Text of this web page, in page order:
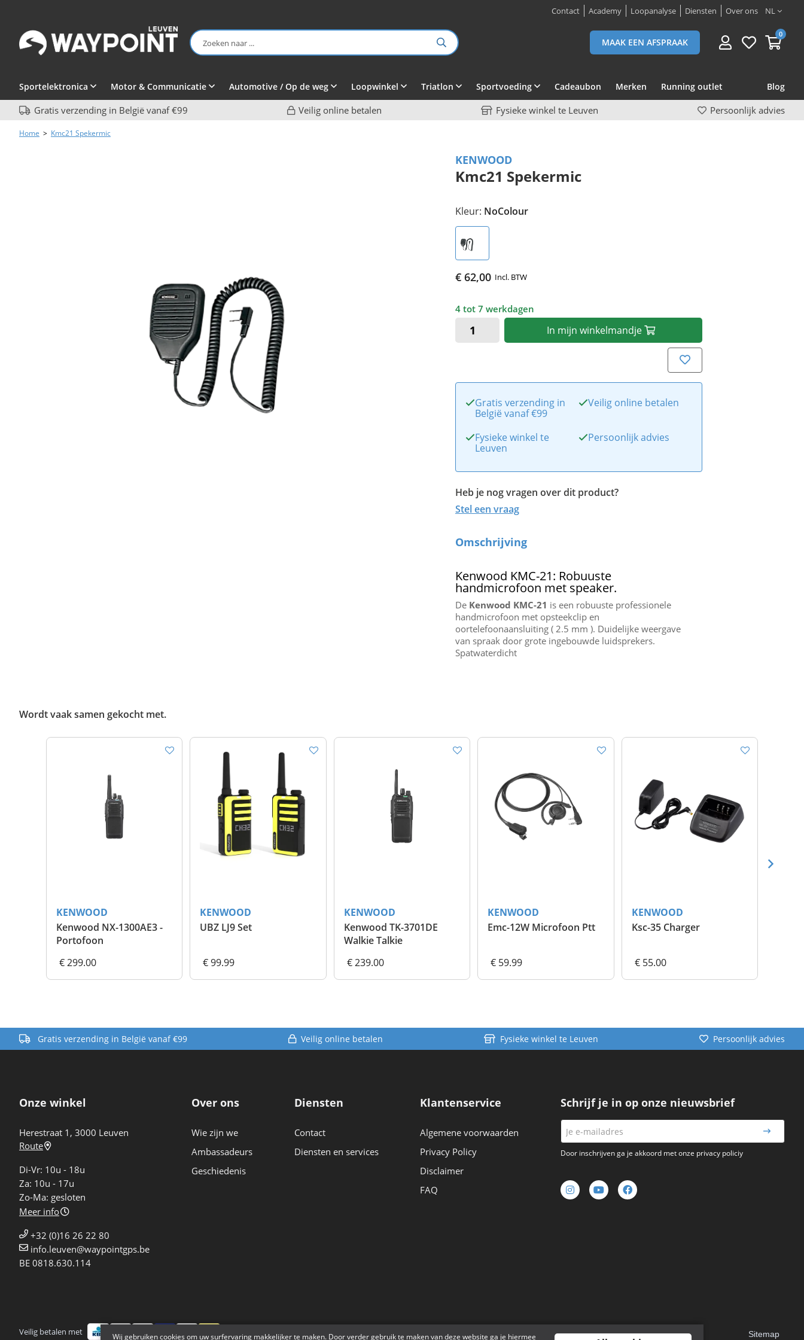
Contact Academy Loopanalyse Diensten Over ons NL
MAAK EEN AFSPRAAK
0
Sportelektronica Motor & Communicatie Automotive / Op de weg Loopwinkel Triatlon Sportvoeding Cadeaubon Merken Running outlet Blog
Gratis verzending in België vanaf €99 Veilig online betalen Fysieke winkel te Leuven Persoonlijk advies
Home > Kmc21 Spekermic
KENWOOD
Kmc21 Spekermic
Kleur: NoColour
€ 62,00 Incl. BTW
4 tot 7 werkdagen
In mijn winkelmandje
Gratis verzending in
België vanaf €99
Veilig online betalen
Fysieke winkel te
Leuven
Persoonlijk advies
Heb je nog vragen over dit product?
Stel een vraag
Omschrijving
Kenwood KMC-21: Robuuste
handmicrofoon met speaker.
De Kenwood KMC-21 is een robuuste professionele
handmicrofoon met opsteekclip en
oortelefoonaansluiting ( 2.5 mm ). Duidelijke weergave
van spraak door grote ingebouwde luidsprekers.
Spatwaterdicht
Wordt vaak samen gekocht met.
KENWOOD
Kenwood NX-1300AE3 -
Portofoon
€ 299.00
KENWOOD
UBZ LJ9 Set
€ 99.99
KENWOOD
Kenwood TK-3701DE
Walkie Talkie
€ 239.00
KENWOOD
Emc-12W Microfoon Ptt
€ 59.99
KENWOOD
Ksc-35 Charger
€ 55.00
Gratis verzending in België vanaf €99 Veilig online betalen Fysieke winkel te Leuven Persoonlijk advies
Onze winkel
Herestraat 1, 3000 Leuven
Route
Di-Vr: 10u - 18u
Za: 10u - 17u
Zo-Ma: gesloten
Meer info
+32 (0)16 26 22 80
info.leuven@waypointgps.be
BE 0818.630.114
Over ons
Wie zijn we
Ambassadeurs
Geschiedenis
Diensten
Contact
Diensten en services
Klantenservice
Algemene voorwaarden
Privacy Policy
Disclaimer
FAQ
Schrijf je in op onze nieuwsbrief
Door inschrijven ga je akkoord met onze privacy policiy
Veilig betalen met Bezorgd door Sitemap
Wij gebruiken cookies om uw surfervaring makkelijker te maken. Door verder gebruik te maken van deze website ga je hiermee